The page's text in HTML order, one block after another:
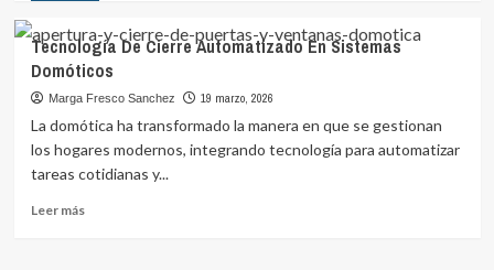
Sensores
De
Apertura
Invisibles
En
Tecnológicas
Tecnología De Cierre Automatizado En Sistemas
Domóticos
Marga Fresco Sanchez 19 marzo, 2026
La domótica ha transformado la manera en que se gestionan
los hogares modernos, integrando tecnología para automatizar
tareas cotidianas y...
Leer másLeer